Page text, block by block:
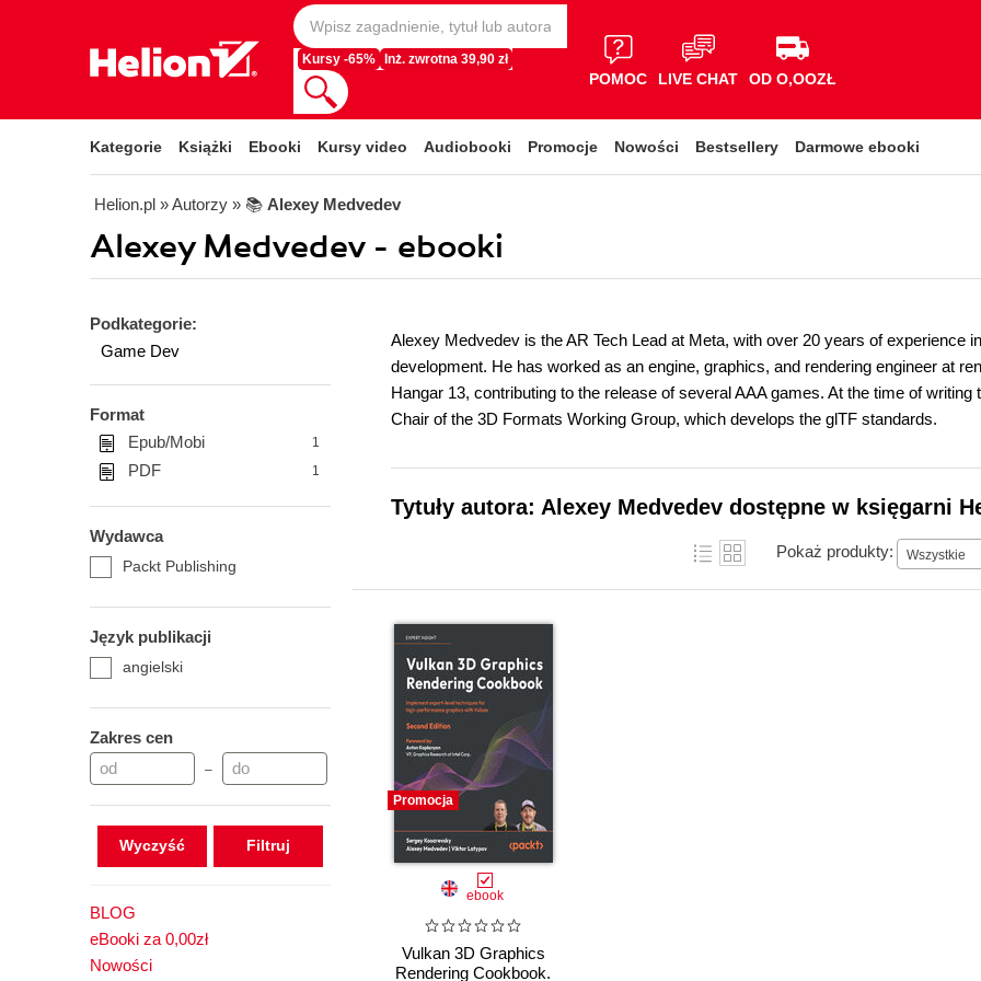
Kursy -65% Inż. zwrotna 39,90 zł
POMOC LIVE CHAT OD O,OOZŁ
Kategorie Książki Ebooki Kursy video Audiobooki Promocje Nowości Bestsellery Darmowe ebooki
Helion.pl » Autorzy » 📚 Alexey Medvedev
Alexey Medvedev - ebooki
Podkategorie:
Game Dev
Format
Epub/Mobi
1
PDF 1
Wydawca
Packt Publishing
Język publikacji
angielski
Zakres cen
–
Wyczyść
BLOG
eBooki za 0,00zł
Nowości
Alexey Medvedev is the AR Tech Lead at Meta, with over 20 years of experience
development. He has worked as an engine, graphics, and rendering engineer at
Hangar 13, contributing to the release of several AAA games. At the time of
Chair of the 3D Formats Working Group, which develops the glTF standards.
Tytuły autora: Alexey Medvedev dostępne w księgarni
Pokaż produkty: Wszystkie
Promocja
ebook
Vulkan 3D Graphics
Rendering Cookbook.